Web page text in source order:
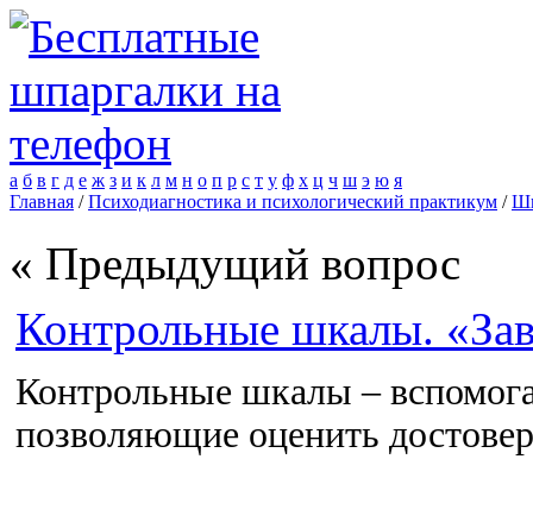
а б в г д е ж з и к л м н о п р с т у ф х ц ч ш э ю я
Главная /Психодиагностика и психологический практикум /
« Предыдущий вопрос
Контрольные шкалы.
Контрольные шкалы –
позволяющие оценить